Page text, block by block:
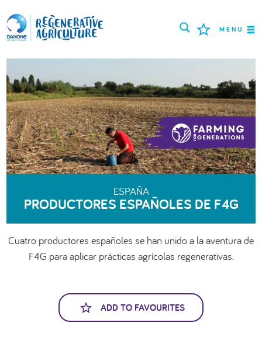
MENU
AGRICULTORES
MEJORES PRÁCTICAS
HERRAMIENTAS
LOGIN
РУССКИЙ ROMÂNĂ PORTUGUÊS
ESPAÑOL ENGLISH DEUTSCH
ESPAÑA
PRODUCTORES ESPAÑOLES DE F4G
Cuatro productores españoles se han unido a la aventura de
F4G para aplicar prácticas agrícolas regenerativas.
ADD TO FAVOURITES